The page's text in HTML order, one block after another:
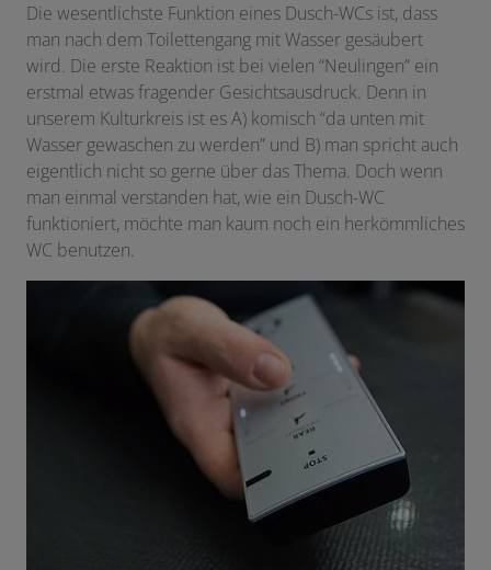
Die wesentlichste Funktion eines Dusch-WCs ist, dass
man nach dem Toilettengang mit Wasser gesäubert
wird. Die erste Reaktion ist bei vielen “Neulingen” ein
erstmal etwas fragender Gesichtsausdruck. Denn in
unserem Kulturkreis ist es A) komisch “da unten mit
Wasser gewaschen zu werden” und B) man spricht auch
eigentlich nicht so gerne über das Thema. Doch wenn
man einmal verstanden hat, wie ein Dusch-WC
funktioniert, möchte man kaum noch ein herkömmliches
WC benutzen.